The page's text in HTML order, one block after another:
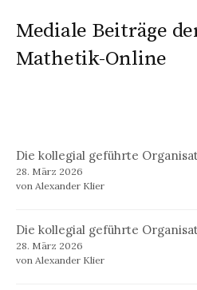
Mediale Beiträge
Mathetik-Online
Die kollegial geführte
28. März 2026
von Alexander Klier
Die kollegial geführte
28. März 2026
von Alexander Klier